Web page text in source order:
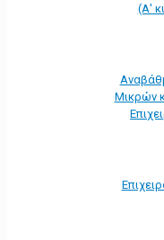
(Α'
Μικρών